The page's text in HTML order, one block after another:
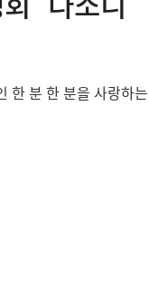
분 한 분을 사랑하